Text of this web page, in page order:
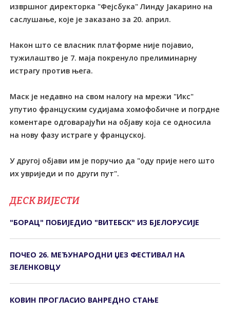
извршног директорка "Фејсбука" Линду Јакарино на
саслушање, које је заказано за 20. април.
Након што се власник платформе није појавио,
тужилаштво је 7. маја покренуло прелиминарну
истрагу против њега.
Маск је недавно на свом налогу на мрежи "Икс"
упутио француским судијама хомофобичне и погрдне
коментаре одговарајући на објаву која се односила
на нову фазу истраге у француској.
У другој објави им је поручио да "оду прије него што
их увриједи и по други пут".
ДЕСК ВИЈЕСТИ
"БОРАЦ" ПОБИЈЕДИО "ВИТЕБСК" ИЗ БЈЕЛОРУСИЈЕ
ПОЧЕО 26. МЕЂУНАРОДНИ ЏЕЗ ФЕСТИВАЛ НА
ЗЕЛЕНКОВЦУ
КОВИН ПРОГЛАСИО ВАНРЕДНО СТАЊЕ